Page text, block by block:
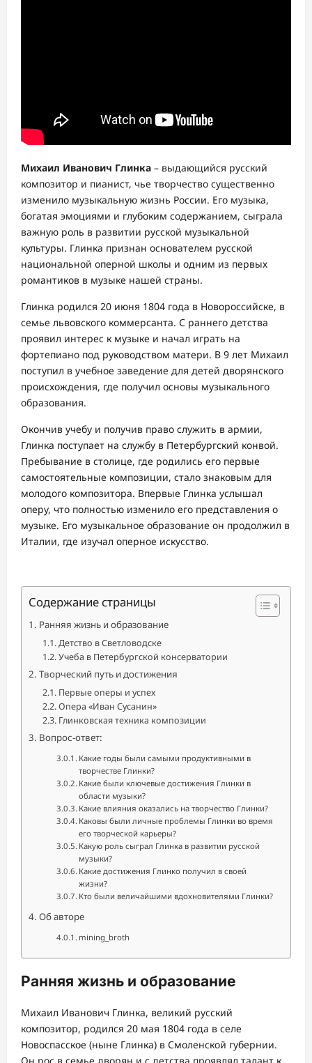
Михаил Иванович Глинка – выдающийся русский
композитор и пианист, чье творчество существенно
изменило музыкальную жизнь России. Его музыка,
богатая эмоциями и глубоким содержанием, сыграла
важную роль в развитии русской музыкальной
культуры. Глинка признан основателем русской
национальной оперной школы и одним из первых
романтиков в музыке нашей страны.
Глинка родился 20 июня 1804 года в Новороссийске, в
семье львовского коммерсанта. С раннего детства
проявил интерес к музыке и начал играть на
фортепиано под руководством матери. В 9 лет Михаил
поступил в учебное заведение для детей дворянского
происхождения, где получил основы музыкального
образования.
Окончив учебу и получив право служить в армии,
Глинка поступает на службу в Петербургский конвой.
Пребывание в столице, где родились его первые
самостоятельные композиции, стало знаковым для
молодого композитора. Впервые Глинка услышал
оперу, что полностью изменило его представления о
музыке. Его музыкальное образование он продолжил в
Италии, где изучал оперное искусство.
Содержание страницы
Ранняя жизнь и образование
Детство в Светловодске
Учеба в Петербургской консерватории
Творческий путь и достижения
Первые оперы и успех
Опера «Иван Сусанин»
Глинковская техника композиции
Вопрос-ответ:
Какие годы были самыми продуктивными в
творчестве Глинки?
Какие были ключевые достижения Глинки в
области музыки?
Какие влияния оказались на творчество Глинки?
Каковы были личные проблемы Глинки во время
его творческой карьеры?
Какую роль сыграл Глинка в развитии русской
музыки?
Какие достижения Глинко получил в своей
жизни?
Кто были величайшими вдохновителями Глинки?
Об авторе
mining_broth
Ранняя жизнь и образование
Михаил Иванович Глинка, великий русский
композитор, родился 20 мая 1804 года в селе
Новоспасское (ныне Глинка) в Смоленской губернии.